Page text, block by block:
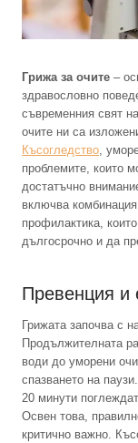
Грижа за очите –
здравословно
съвременния свят
очите ни са
Късогледство,
проблемите, които
достатъчно
включва
профилактика,
дългосрочно и да
Превенция и
Грижата започва с
Продължителната
води до уморени
спазването на
20 минути
Освен това,
критично важно.